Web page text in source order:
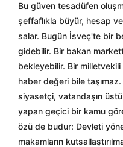
Bu güven tesadüfen
şeffaflıkla büyür, hesap
salar. Bugün İsveç'te bir
gidebilir. Bir bakan
bekleyebilir. Bir
haber değeri bile
siyasetçi, vatandaşın
yapan geçici bir kamu
özü de budur: Devleti
makamların